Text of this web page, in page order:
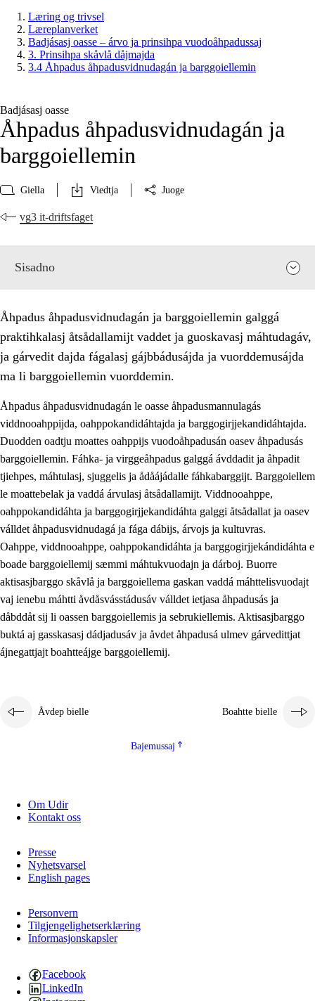
Læring og trivsel
Læreplanverket
Badjásasj oasse – árvo ja prinsihpa vuodoåhpadussaj
3. Prinsihpa skåvlå dåjmajda
3.4 Åhpadus åhpadusvidnudagán ja barggoiellemin
Badjásasj oasse
Åhpadus åhpadusvidnudagán ja
barggoiellemin
Giella Viedtja Juoge
vg3 it-driftsfaget
Sisadno
3.1 Sebrudahtte oahppambirás
3.2 Åhpadibme ja hiebadum åhpadus
3.3 Aktisasjbarggo sijda ja skåvlå gaskan
3.4 Åhpadus åhpadusvidnudagán ja barggoiellemin
Åhpadus åhpadusvidnudagán ja barggoiellemin galggá
praktihkalasj åtsådallamijt vaddet ja guoskavasj máhtudagáv,
ja gárvedit dajda fágalasj gájbbádusájda ja vuorddemusájda
ma li barggoiellemin vuorddemin.
Åhpadus åhpadusvidnudagán le oasse åhpadusmannulagás
viddnooahppijda, oahppokandidáhtajda ja barggogirjjekandidáhtajda.
Duodden oadtju moattes oahppijs vuodoåhpadusán oasev åhpadusás
barggoiellemin. Fáhka- ja virggeåhpadus galggá ávddadit ja åhpadit
tjiehpes, máhtulasj, sjuggelis ja ådåájádalle fáhkabarggijt. Barggoiellem
le moattebelak ja vaddá árvulasj åtsådallamijt. Viddnooahppe,
oahppokandidáhta ja barggogirjjekandidáhta galggi åtsådallat ja oasev
válldet åhpadusvidnudagá ja fága dábijs, árvojs ja kultuvras.
Oahppe, viddnooahppe, oahppokandidáhta ja barggogirjjekándidáhta e
boade barggoiellemij sæmmi máhtukvuodajn ja dárboj. Buorre
aktisasjbarggo skåvlå ja barggoiellema gaskan vaddá máhttelisvuodajt
vaj ienebu máhtti åvdåsvásstádusáv válldet ietjasa åhpadusás ja
dåbddåt sij li oassen barggoiellemis ja sebrukiellemis. Aktisasjbarggo
buktá aj gasskasasj dádjadusáv ja åvdet åhpadusá ulmev gárvedittjat
ájnegattjajt boahtteájge barggoiellemij.
Åvdep bielle Boahtte bielle
Bajemussaj
Om Udir
Kontakt oss
Presse
Nyhetsvarsel
English pages
Personvern
Tilgjengelighetserklæring
Informasjonskapsler
Facebook
LinkedIn